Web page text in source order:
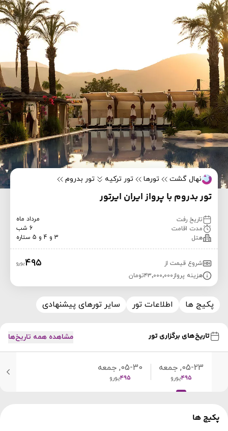
نهال گشت تورها تور ترکیه تور بدروم
تور بدروم با پرواز ایران ایرتور
تاریخ رفت
مرداد ماه
مدت اقامت
6 شب
هتل
3 و 4 و 5 ستاره
شروع قیمت از ۴۹۵یورو
هزینه پرواز۴۳٬۰۰۰٬۰۰۰تومان
پکیج ها اطلاعات تور سایر تورهای پیشنهادی
تاریخ‌های برگزاری تور مشاهده همه تاریخ‌ها
05-23, جمعه
۴۹۵یورو
05-30, جمعه
۴۹۵یورو
پکیج ها